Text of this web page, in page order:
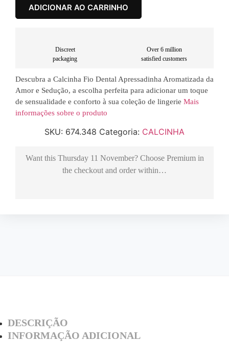
ADICIONAR AO CARRINHO
Discreet
packaging
Over 6 million
satisfied customers
Descubra a Calcinha Fio Dental Apressadinha Aromatizada da
Amor e Sedução, a escolha perfeita para adicionar um toque
de sensualidade e conforto à sua coleção de lingerie Mais
informações sobre o produto
SKU: 674.348 Categoria: CALCINHA
Want this Thursday 11 November? Choose Premiumin
the checkout and order within…
DESCRIÇÃO
INFORMAÇÃO ADICIONAL